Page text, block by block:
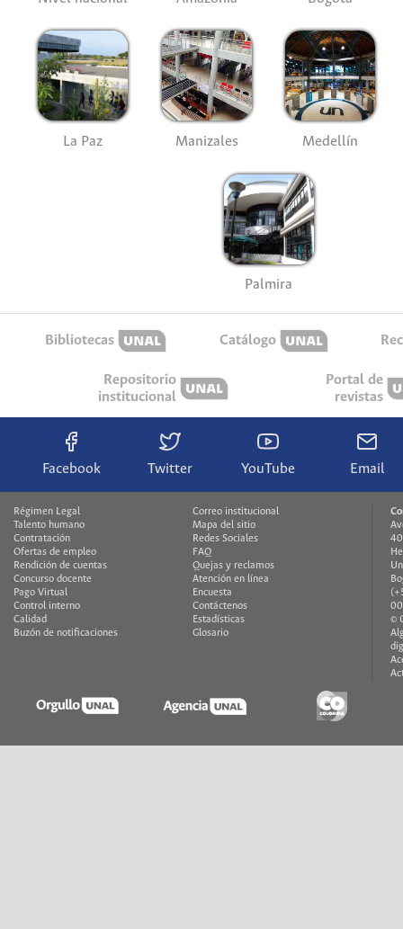
La Paz Manizales Medellín
Palmira
Bibliotecas Catálogo
Repositorio
institucional
Portal de
revistas
Facebook Twitter YouTube Email
Régimen Legal
Talento humano
Contratación
Ofertas de empleo
Rendición de cuentas
Concurso docente
Pago Virtual
Control interno
Calidad
Buzón de notificaciones
Correo institucional
Mapa del sitio
Redes Sociales
FAQ
Quejas y reclamos
Atención en línea
Encuesta
Contáctenos
Estadísticas
Glosario
©